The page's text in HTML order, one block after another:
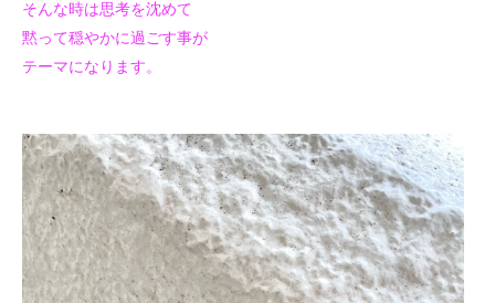
そんな時は思考を沈めて
黙って穏やかに過ごす事が
テーマになります。